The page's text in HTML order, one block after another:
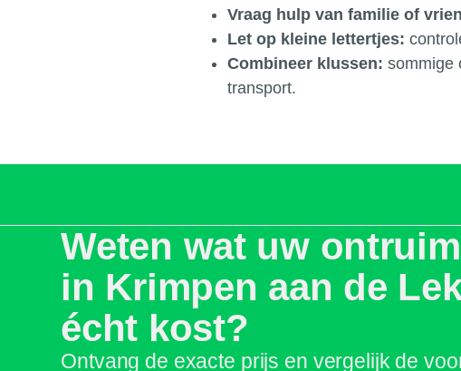
Vraag hulp van familie of
Let op kleine lettertjes:
Combineer klussen: sommige
transport.
Weten wat uw
in Krimpen aan de
écht kost?
Ontvang de exacte prijs en vergelijk de